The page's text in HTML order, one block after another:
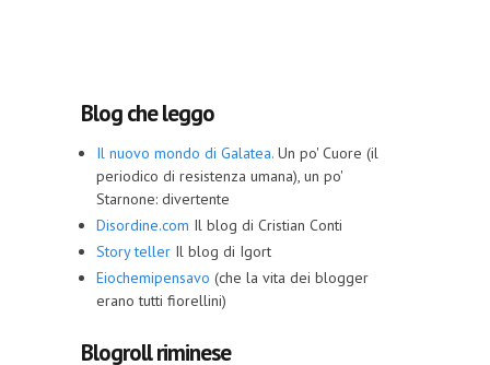
Blog che leggo
Il nuovo mondo di Galatea. Un po' Cuore (il
periodico di resistenza umana), un po'
Starnone: divertente
Disordine.com Il blog di Cristian Conti
Story teller Il blog di Igort
Eiochemipensavo (che la vita dei blogger
erano tutti fiorellini)
Blogroll riminese